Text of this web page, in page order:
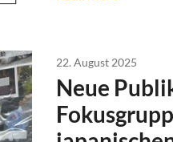
22. August 2025
Neue